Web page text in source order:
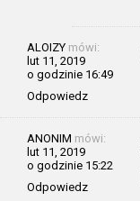
ALOIZY mówi:
lut 11, 2019
o godzinie 16:49
Odpowiedz
ANONIM mówi:
lut 11, 2019
o godzinie 15:22
Odpowiedz